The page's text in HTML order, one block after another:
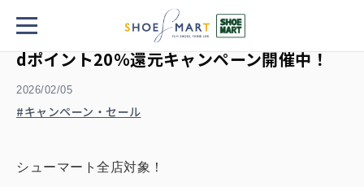
TOP dポイント20％還元キャンペーン開催中！
2026/02/05
dポイント20％還元キャンペーン開催中！
シューマート全店対象！
キャンペーン・セール